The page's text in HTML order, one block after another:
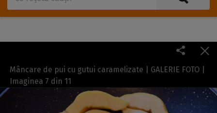
Mâncare de pui cu gutui caramelizate | GALERIE FOTO |
Imaginea 7 din 11